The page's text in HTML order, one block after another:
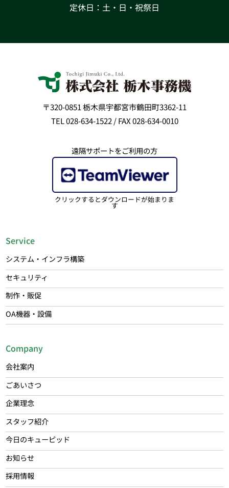
定休日：土・日・祝祭日
〒320-0851 栃木県宇都宮市鶴田町3362-11
TEL 028-634-1522 / FAX 028-634-0010
遠隔サポートをご利用の方
クリックするとダウンロードが始まりま
す
Service
システム・インフラ構築
セキュリティ
制作・販促
OA機器・設備
Company
会社案内
ごあいさつ
企業理念
スタッフ紹介
今日のキューピッド
お知らせ
採用情報